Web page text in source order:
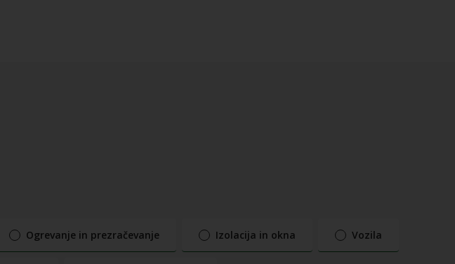
Ogrevanje in prezračevanje Izolacija in okna Vozila